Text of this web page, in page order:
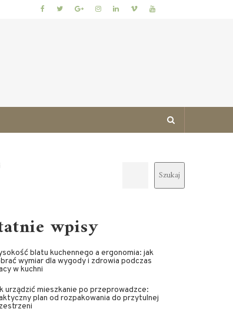
Szukaj
wpisy
blatu kuchennego a ergonomia: jak
wymiar dla wygody i zdrowia podczas
w kuchni
urządzić mieszkanie po przeprowadzce:
plan od rozpakowania do przytulnej